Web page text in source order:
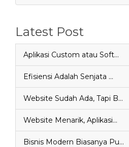
Latest Post
Aplikasi Custom atau Soft…
Efisiensi Adalah Senjata …
Website Sudah Ada, Tapi B…
Website Menarik, Aplikasi…
Bisnis Modern Biasanya Pu…